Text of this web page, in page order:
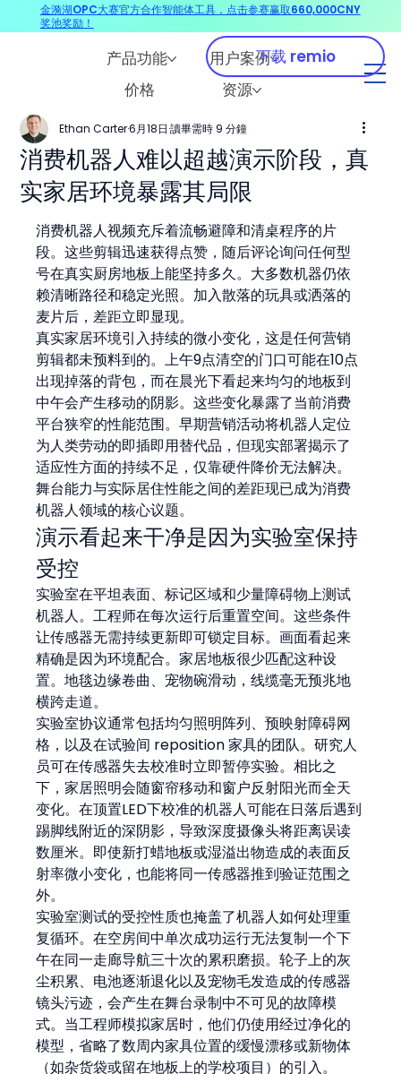
产品功能
用户案例
价格
资源
下载 remio
消费机器人难以超越演示阶段，真
实家居环境暴露其局限
Ethan Carter6月18日 讀畢需時 9 分鐘
消费机器人视频充斥着流畅避障和清桌程序的片
段。这些剪辑迅速获得点赞，随后评论询问任何型
号在真实厨房地板上能坚持多久。大多数机器仍依
赖清晰路径和稳定光照。加入散落的玩具或洒落的
麦片后，差距立即显现。
真实家居环境引入持续的微小变化，这是任何营销
剪辑都未预料到的。上午9点清空的门口可能在10点
出现掉落的背包，而在晨光下看起来均匀的地板到
中午会产生移动的阴影。这些变化暴露了当前消费
平台狭窄的性能范围。早期营销活动将机器人定位
为人类劳动的即插即用替代品，但现实部署揭示了
适应性方面的持续不足，仅靠硬件降价无法解决。
舞台能力与实际居住性能之间的差距现已成为消费
机器人领域的核心议题。
演示看起来干净是因为实验室保持
受控
实验室在平坦表面、标记区域和少量障碍物上测试
机器人。工程师在每次运行后重置空间。这些条件
让传感器无需持续更新即可锁定目标。画面看起来
精确是因为环境配合。家居地板很少匹配这种设
置。地毯边缘卷曲、宠物碗滑动，线缆毫无预兆地
横跨走道。
实验室协议通常包括均匀照明阵列、预映射障碍网
格，以及在试验间 reposition 家具的团队。研究人
员可在传感器失去校准时立即暂停实验。相比之
下，家居照明会随窗帘移动和窗户反射阳光而全天
变化。在顶置LED下校准的机器人可能在日落后遇到
踢脚线附近的深阴影，导致深度摄像头将距离误读
数厘米。即使新打蜡地板或湿溢出物造成的表面反
射率微小变化，也能将同一传感器推到验证范围之
外。
实验室测试的受控性质也掩盖了机器人如何处理重
复循环。在空房间中单次成功运行无法复制一个下
午在同一走廊导航三十次的累积磨损。轮子上的灰
尘积累、电池逐渐退化以及宠物毛发造成的传感器
镜头污迹，会产生在舞台录制中不可见的故障模
式。当工程师模拟家居时，他们仍使用经过净化的
模型，省略了数周内家具位置的缓慢漂移或新物体
（如杂货袋或留在地板上的学校项目）的引入。
金漪湖OPC大赛官方合作智能体工具，点击参赛赢取660,000CNY
奖池奖励！